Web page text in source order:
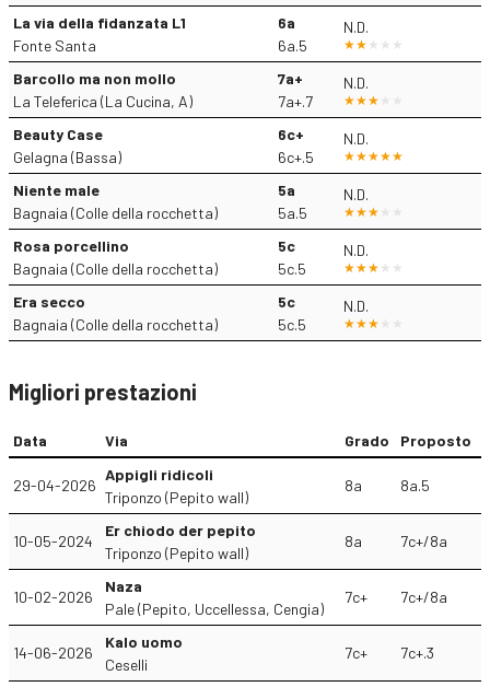
La via della fidanzata L1
Fonte Santa
6a
6a.5
N.D.
Barcollo ma non mollo
La Teleferica (La Cucina, A)
7a+
7a+.7
N.D.
Beauty Case
Gelagna (Bassa)
6c+
6c+.5
N.D.
Niente male
Bagnaia (Colle della rocchetta)
5a
5a.5
N.D.
Rosa porcellino
Bagnaia (Colle della rocchetta)
5c
5c.5
N.D.
Era secco
Bagnaia (Colle della rocchetta)
5c
5c.5
N.D.
Migliori prestazioni
Data Via Grado Proposto
29-04-2026
Appigli ridicoli
Triponzo (Pepito wall)
8a 8a.5
10-05-2024
Er chiodo der pepito
Triponzo (Pepito wall)
8a 7c+/8a
10-02-2026
Naza
Pale (Pepito, Uccellessa, Cengia)
7c+ 7c+/8a
14-06-2026
Kalo uomo
Ceselli
7c+ 7c+.3